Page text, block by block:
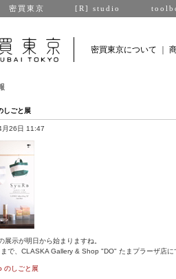
密買東京 [R] studio
密買東京について
しごと展
月26日 11:47
展示が明日から始まりますね。
で、CLASKA Gallery & Shop "DO" たまプラーザ店に
のしごと展